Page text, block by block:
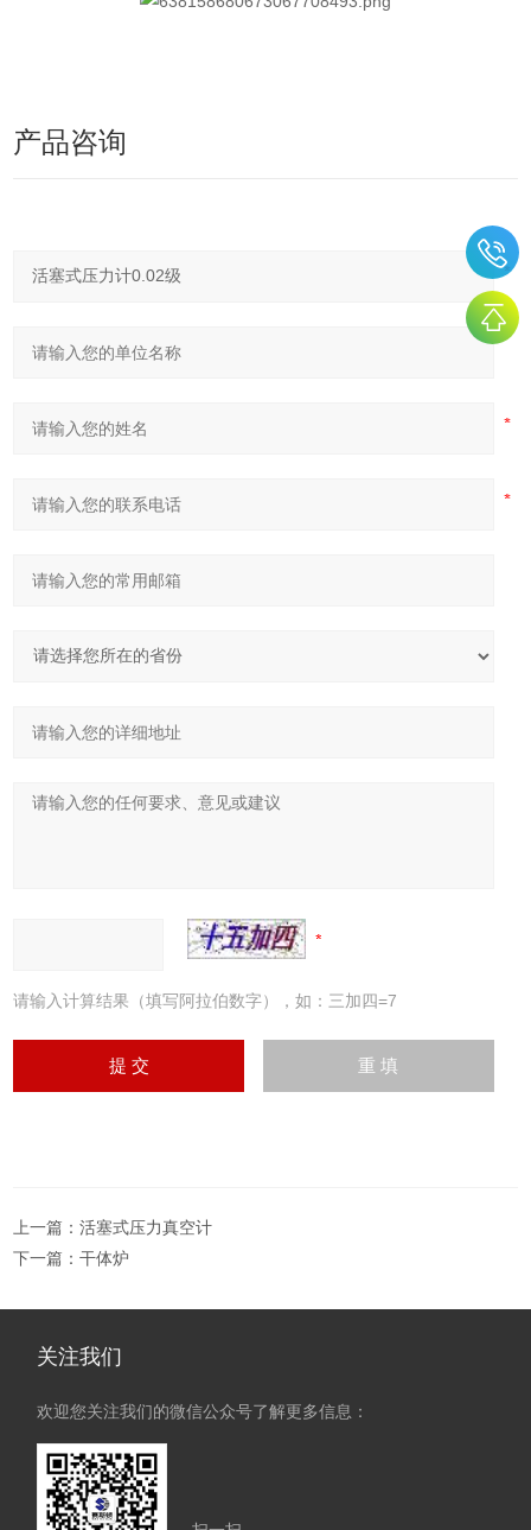
产品咨询
请输入计算结果（填写阿拉伯数字），如：三加四=7
上一篇：活塞式压力真空计
下一篇：干体炉
关注我们
欢迎您关注我们的微信公众号了解更多信息：